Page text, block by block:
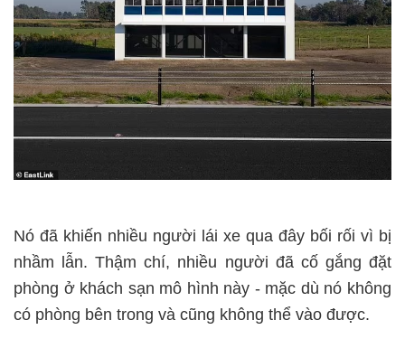
Nó đã khiến nhiều người lái xe qua đây bối rối vì bị
nhầm lẫn. Thậm chí, nhiều người đã cố gắng đặt
phòng ở khách sạn mô hình này - mặc dù nó không
có phòng bên trong và cũng không thể vào được.